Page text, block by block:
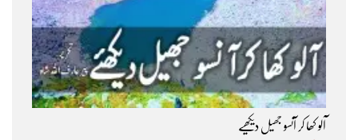
آلو کھا کر آنسو جھیل دیکھیے